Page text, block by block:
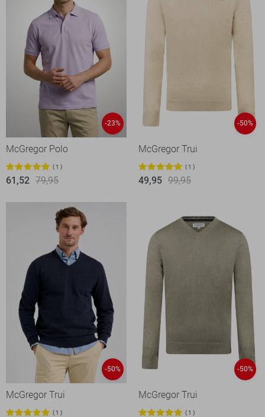
-23%
McGregor Polo
1
61,52 79,95
-50%
McGregor Trui
1
49,95 99,95
-50%
McGregor Trui
1
-50%
McGregor Trui
1